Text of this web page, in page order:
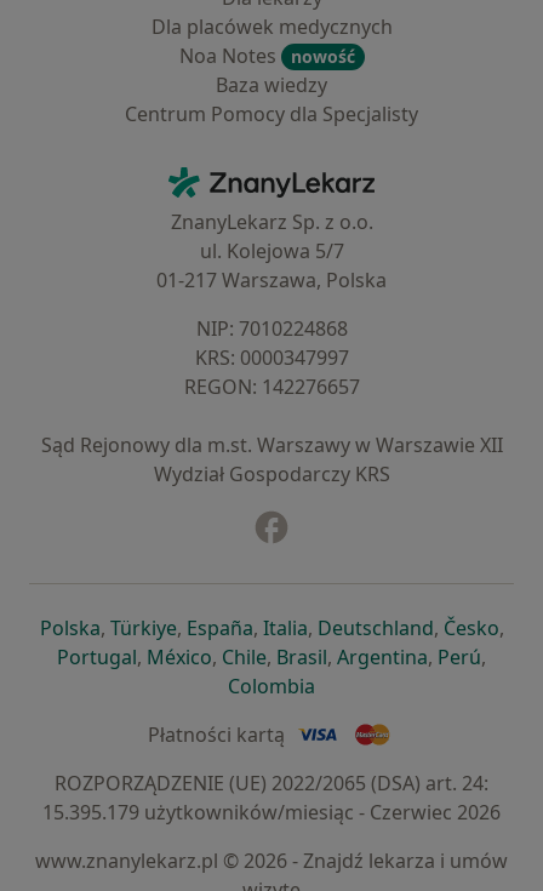
Dla placówek medycznych
Noa Notes
nowość
Baza wiedzy
Centrum Pomocy dla Specjalisty
ZnanyLekarz - Strona główna
ZnanyLekarz Sp. z o.o.
ul. Kolejowa 5/7
01-217 Warszawa, Polska
NIP: ⁠7010224868
KRS: ⁠0000347997
REGON: ⁠142276657
Sąd Rejonowy dla m.st. Warszawy w Warszawie XII
Wydział Gospodarczy KRS
Polskaotwiera się w nowej karcie
, Türkiyeotwiera się w nowej karcie
, Españaotwiera się w nowej karcie
, Italiaotwiera się w nowej
, Deutschlandotwiera się
, Česko,
Portugalotwiera się w nowej karcie
, Méxicootwiera się w nowej karcie
, Chileotwiera się w nowej karcie
, Brasilotwiera się w nowej
, Argentinaotwiera się
, Perú,
Colombia
Płatności kartą
ROZPORZĄDZENIE (UE) 2022/2065 (DSA) art. 24:
15.395.179 użytkowników/miesiąc - Czerwiec 2026
www.znanylekarz.pl © 2026 - Znajdź lekarza i umów